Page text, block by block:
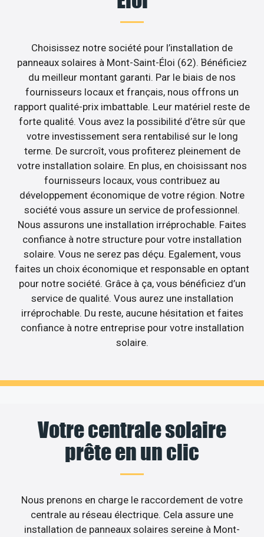
Choisissez notre société pour l’installation de
panneaux solaires à Mont-Saint-Éloi (62). Bénéficiez
du meilleur montant garanti. Par le biais de nos
fournisseurs locaux et français, nous offrons un
rapport qualité-prix imbattable. Leur matériel reste de
forte qualité. Vous avez la possibilité d’être sûr que
votre investissement sera rentabilisé sur le long
terme. De surcroît, vous profiterez pleinement de
votre installation solaire. En plus, en choisissant nos
fournisseurs locaux, vous contribuez au
développement économique de votre région. Notre
société vous assure un service de professionnel.
Nous assurons une installation irréprochable. Faites
confiance à notre structure pour votre installation
solaire. Vous ne serez pas déçu. Egalement, vous
faites un choix économique et responsable en optant
pour notre société. Grâce à ça, vous bénéficiez d’un
service de qualité. Vous aurez une installation
irréprochable. Du reste, aucune hésitation et faites
confiance à notre entreprise pour votre installation
solaire.
Votre centrale solaire
prête en un clic
Nous prenons en charge le raccordement de votre
centrale au réseau électrique. Cela assure une
installation de panneaux solaires sereine à Mont-